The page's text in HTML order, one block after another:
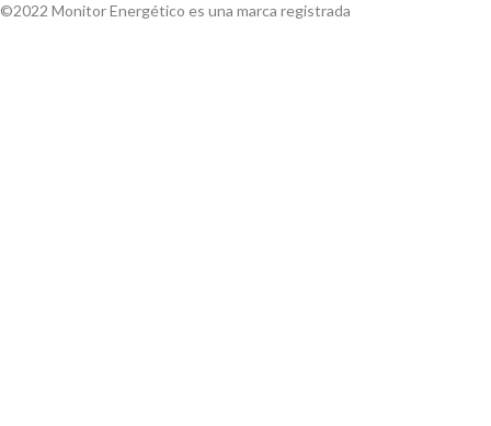
©2022 Monitor Energético es una marca registrada